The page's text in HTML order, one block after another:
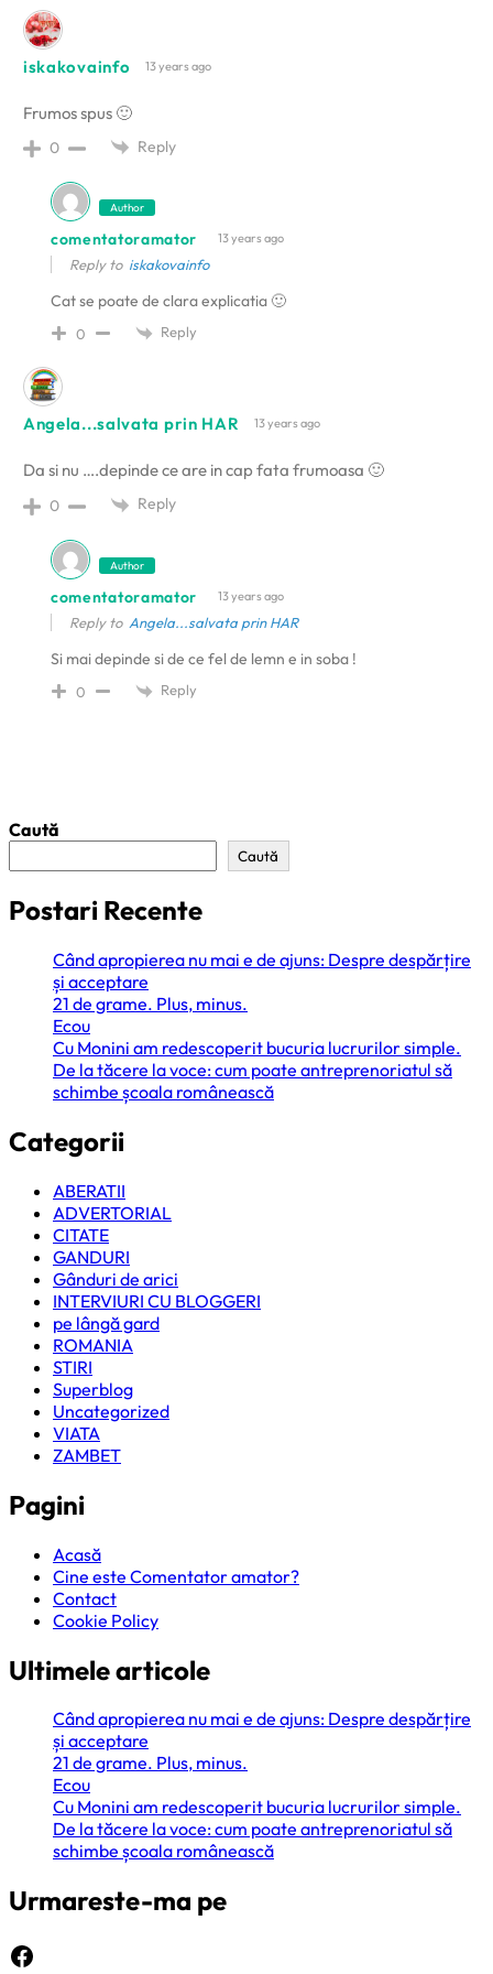
iskakovainfo 13 years ago
Frumos spus 🙂
0 Reply
Author
comentatoramator 13 years ago
Reply to iskakovainfo
Cat se poate de clara explicatia 🙂
0 Reply
Angela...salvata prin HAR 13 years ago
Da si nu ….depinde ce are in cap fata frumoasa 🙂
0 Reply
Author
comentatoramator 13 years ago
Reply to Angela...salvata prin HAR
Si mai depinde si de ce fel de lemn e in soba !
0 Reply
Caută
Caută
Postari Recente
Când apropierea nu mai e de ajuns: Despre despărțire
și acceptare
21 de grame. Plus, minus.
Ecou
Cu Monini am redescoperit bucuria lucrurilor simple.
De la tăcere la voce: cum poate antreprenoriatul să
schimbe școala românească
Categorii
ABERATII
ADVERTORIAL
CITATE
GANDURI
Gânduri de arici
INTERVIURI CU BLOGGERI
pe lângă gard
ROMANIA
STIRI
Superblog
Uncategorized
VIATA
ZAMBET
Pagini
Acasă
Cine este Comentator amator?
Contact
Cookie Policy
Ultimele articole
Când apropierea nu mai e de ajuns: Despre despărțire
și acceptare
21 de grame. Plus, minus.
Ecou
Cu Monini am redescoperit bucuria lucrurilor simple.
De la tăcere la voce: cum poate antreprenoriatul să
schimbe școala românească
Urmareste-ma pe
Facebook